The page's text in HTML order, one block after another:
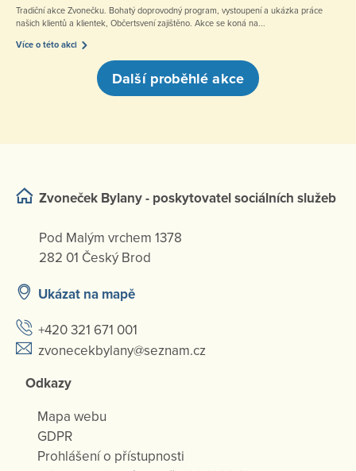
Tradiční akce Zvonečku. Bohatý doprovodný program, vystoupení a ukázka práce
našich klientů a klientek, Občertsvení zajištěno. Akce se koná na...
Více o této akci
Další proběhlé akce
Zvoneček Bylany - poskytovatel sociálních služeb
Pod Malým vrchem 1378
282 01 Český Brod
Ukázat na mapě
+420 321 671 001
zvonecekbylany@seznam.cz
Odkazy
Mapa webu
GDPR
Prohlášení o přístupnosti